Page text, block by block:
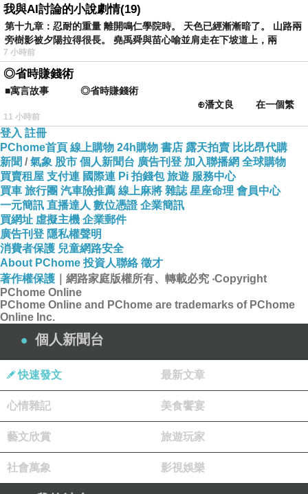
◆【EZstick 螢
幕保護貼 介
紹】◆
◆螢幕保護貼
二大功能◆
防止螢幕刮傷
的就是刮傷，
尤其是鏡面螢
我與AI討論的小說劇情(19)
第十九章：忍耐的重量 離開鳴仁學院時。 天色已經漸漸暗了。 山路兩
旁樹影被夕陽拉得很長。 堯禹舜與苗心喻並肩走在下坡道上，兩
7 小時前
◎省時賺錢術
■寓言故事 ◎省時賺錢術
⊕潘文良 在一個繁
華的商業街上，有兩家傳統
11 小時前
登入 註冊
PChome首頁 線上購物 24h購物 書店 露天拍賣 比比昂代購
新聞 /氣象 股市 個人新聞台 廣告刊登 加入聯播網 全球購物
買賣租屋 支付連 國際連 Pi 拍錢包 旅遊 服務中心
買車 旅行團 汽車險推薦 線上麻將 雜誌 星座命理 會員中心
一元簡訊 直播達人 數位憑證 企業簡訊
買網址 虛擬主機 企業郵件
廣告刊登 隱私權聲明
消費者保護 兒童網路安全
About PChome 投資人聯絡 徵才
著作權保護 ｜網路家庭版權所有、轉載必究 ‧Copyright
PChome Online
PChome Online and PChome are trademarks of PChome
Online Inc.
個人新聞台
快速發文 最新文章
心情雜記 美食饗宴
藝文欣賞 旅遊玩家
社會萬象 影視娛樂